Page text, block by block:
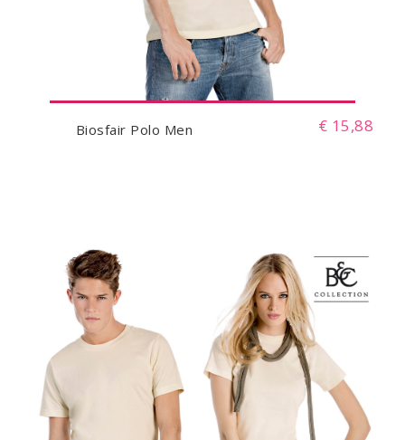
Biosfair Polo Men € 15,88